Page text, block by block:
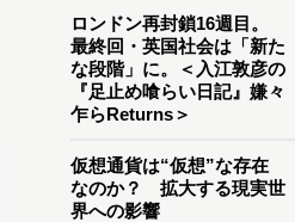
ロンドン再封鎖16週目。
最終回・英国社会は「新た
な段階」に。＜入江敦彦の
『足止め喰らい日記』嫌々
乍らReturns＞
仮想通貨は“仮想”な存在
なのか？ 拡大する現実世
界への影響